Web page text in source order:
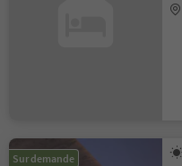
Sur demande